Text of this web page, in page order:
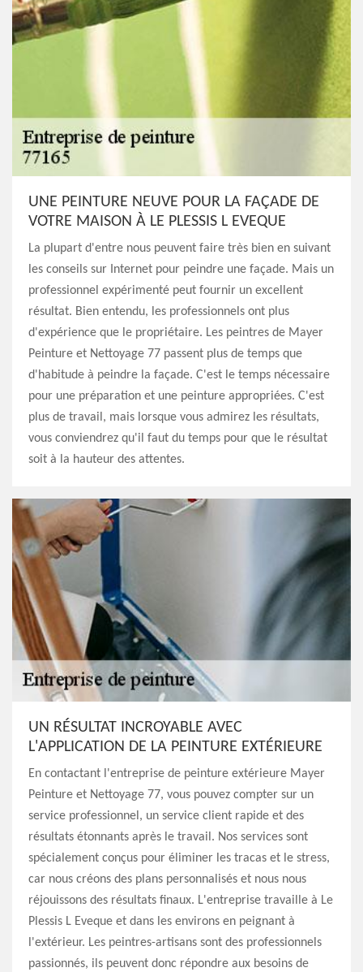
UNE PEINTURE NEUVE POUR LA FAÇADE DE
VOTRE MAISON À LE PLESSIS L EVEQUE
La plupart d'entre nous peuvent faire très bien en suivant
les conseils sur Internet pour peindre une façade. Mais un
professionnel expérimenté peut fournir un excellent
résultat. Bien entendu, les professionnels ont plus
d'expérience que le propriétaire. Les peintres de Mayer
Peinture et Nettoyage 77 passent plus de temps que
d'habitude à peindre la façade. C'est le temps nécessaire
pour une préparation et une peinture appropriées. C'est
plus de travail, mais lorsque vous admirez les résultats,
vous conviendrez qu'il faut du temps pour que le résultat
soit à la hauteur des attentes.
UN RÉSULTAT INCROYABLE AVEC
L'APPLICATION DE LA PEINTURE EXTÉRIEURE
En contactant l'entreprise de peinture extérieure Mayer
Peinture et Nettoyage 77, vous pouvez compter sur un
service professionnel, un service client rapide et des
résultats étonnants après le travail. Nos services sont
spécialement conçus pour éliminer les tracas et le stress,
car nous créons des plans personnalisés et nous nous
réjouissons des résultats finaux. L'entreprise travaille à Le
Plessis L Eveque et dans les environs en peignant à
l'extérieur. Les peintres-artisans sont des professionnels
passionnés, ils peuvent donc répondre aux besoins de